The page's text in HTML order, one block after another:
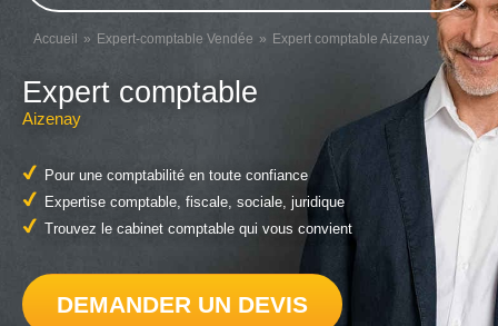
Accueil Expert-comptable Vendée Expert comptable Aizenay
Expert comptable
Aizenay
Pour une comptabilité en toute confiance
Expertise comptable, fiscale, sociale, juridique
Trouvez le cabinet comptable qui vous convient
DEMANDER UN DEVIS